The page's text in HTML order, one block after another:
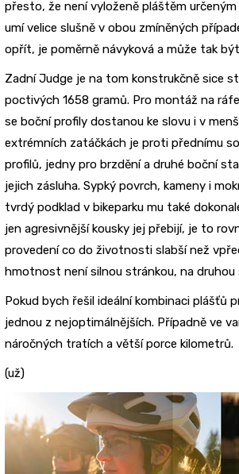
přesto, že není vyloženě pláštěm
umí velice slušně v obou zmíněných
opřít, je poměrně návyková a může tak
Zadní Judge je na tom konstrukčně sice
poctivých 1658 gramů. Pro montáž na
se boční profily dostanou ke slovu i v
extrémních zatáčkách je proti přednímu
profilů, jedny pro brzdění a druhé boční
jejich zásluha. Sypký povrch, kameny i
tvrdý podklad v bikeparku mu také
jen agresivnější kousky jej přebijí, je to
provedení co do životnosti slabší než
hmotnost není silnou stránkou, na druhou
Pokud bych řešil ideální kombinaci plášťů
jednou z nejoptimálnějších. Případně ve
náročných tratích a větší porce kilometrů.
(už)